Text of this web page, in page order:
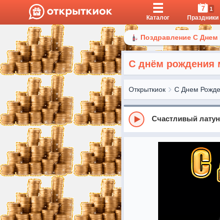
Каталог
7 1
Праздники
Поздравление С
С днём
Открыткиок С Днем
Счастливый